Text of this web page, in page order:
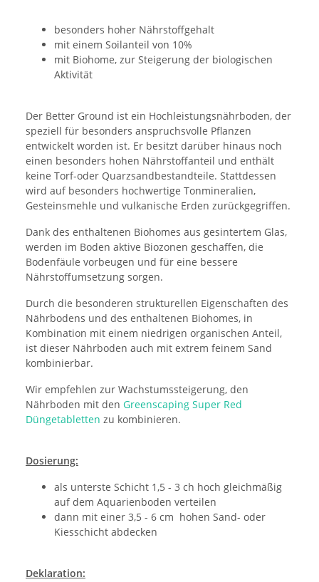
besonders hoher Nährstoffgehalt
mit einem Soilanteil von 10%
mit Biohome, zur Steigerung der biologischen
Aktivität
Der Better Ground ist ein Hochleistungsnährboden, der
speziell für besonders anspruchsvolle Pflanzen
entwickelt worden ist. Er besitzt darüber hinaus noch
einen besonders hohen Nährstoffanteil und enthält
keine Torf-oder Quarzsandbestandteile. Stattdessen
wird auf besonders hochwertige Tonmineralien,
Gesteinsmehle und vulkanische Erden zurückgegriffen.
Dank des enthaltenen Biohomes aus gesintertem Glas,
werden im Boden aktive Biozonen geschaffen, die
Bodenfäule vorbeugen und für eine bessere
Nährstoffumsetzung sorgen.
Durch die besonderen strukturellen Eigenschaften des
Nährbodens und des enthaltenen Biohomes, in
Kombination mit einem niedrigen organischen Anteil,
ist dieser Nährboden auch mit extrem feinem Sand
kombinierbar.
Wir empfehlen zur Wachstumssteigerung, den
Nährboden mit den Greenscaping Super Red
Düngetabletten zu kombinieren.
Dosierung:
als unterste Schicht 1,5 - 3 ch hoch gleichmäßig
auf dem Aquarienboden verteilen
dann mit einer 3,5 - 6 cm hohen Sand- oder
Kiesschicht abdecken
Deklaration: